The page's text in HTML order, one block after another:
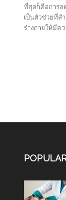
ที่สุดก็คือการล
เป็นตัวช่วยที่ส
ร่างกายให้มีค